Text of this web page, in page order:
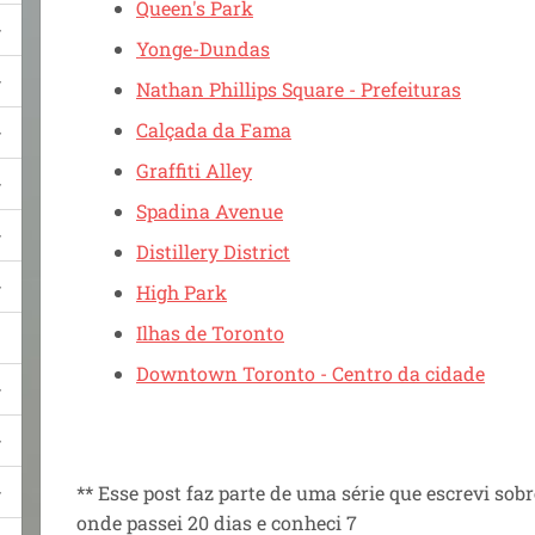
Queen's Park
Yonge-Dundas
Nathan Phillips Square - Prefeituras
Calçada da Fama
Graffiti Alley
Spadina Avenue
Distillery District
High Park
Ilhas de Toronto
Downtown Toronto - Centro da cidade
** Esse post faz parte de uma série que escrevi
onde passei 20 dias e conheci 7